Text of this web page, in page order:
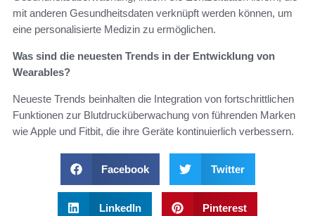
mit anderen Gesundheitsdaten verknüpft werden können, um
eine personalisierte Medizin zu ermöglichen.
Was sind die neuesten Trends in der Entwicklung von
Wearables?
Neueste Trends beinhalten die Integration von fortschrittlichen
Funktionen zur Blutdrucküberwachung von führenden Marken
wie Apple und Fitbit, die ihre Geräte kontinuierlich verbessern.
Facebook Twitter
LinkedIn Pinterest